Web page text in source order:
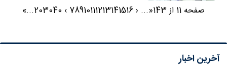
صفحه 11 از 143 «
...
‹
78910111213141516
›
203040
...
»
آخرین اخبار